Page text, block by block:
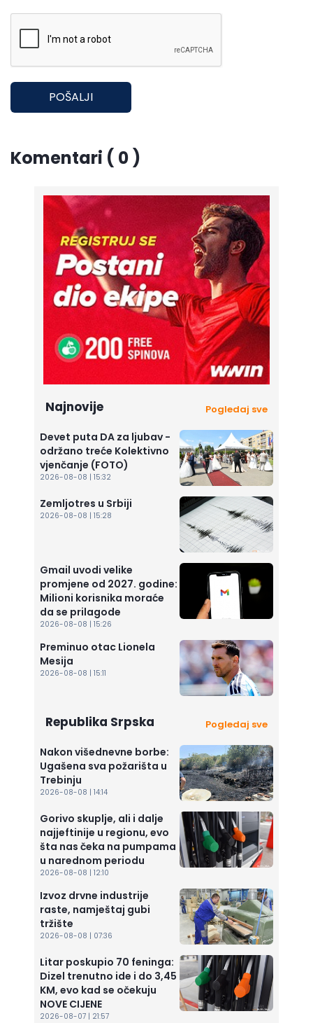
POŠALJI
Komentari ( 0 )
Najnovije Pogledaj sve
Devet puta DA za ljubav -
održano treće Kolektivno
vjenčanje (FOTO)
2026-08-08 | 15:32
Zemljotres u Srbiji
2026-08-08 | 15:28
Gmail uvodi velike
promjene od 2027. godine:
Milioni korisnika moraće
da se prilagode
2026-08-08 | 15:26
Preminuo otac Lionela
Mesija
2026-08-08 | 15:11
Republika Srpska Pogledaj sve
Nakon višednevne borbe:
Ugašena sva požarišta u
Trebinju
2026-08-08 | 14:14
Gorivo skuplje, ali i dalje
najjeftinije u regionu, evo
šta nas čeka na pumpama
u narednom periodu
2026-08-08 | 12:10
Izvoz drvne industrije
raste, namještaj gubi
tržište
2026-08-08 | 07:36
Litar poskupio 70 feninga:
Dizel trenutno ide i do 3,45
KM, evo kad se očekuju
NOVE CIJENE
2026-08-07 | 21:57